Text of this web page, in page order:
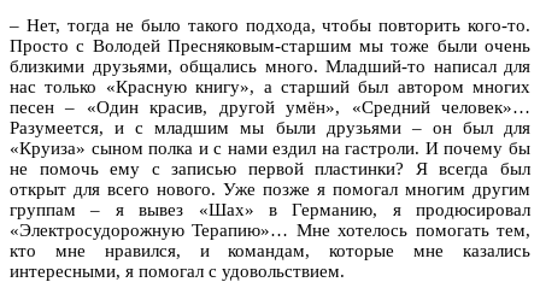
– Нет, тогда не было такого подхода, чтобы повторить кого-то.
Просто с Володей Пресняковым-старшим мы тоже были очень
близкими друзьями, общались много. Младший-то написал для
нас только «Красную книгу», а старший был автором многих
песен – «Один красив, другой умён», «Средний человек»…
Разумеется, и с младшим мы были друзьями – он был для
«Круиза» сыном полка и с нами ездил на гастроли. И почему бы
не помочь ему с записью первой пластинки? Я всегда был
открыт для всего нового. Уже позже я помогал многим другим
группам – я вывез «Шах» в Германию, я продюсировал
«Электросудорожную Терапию»… Мне хотелось помогать тем,
кто мне нравился, и командам, которые мне казались
интересными, я помогал с удовольствием.